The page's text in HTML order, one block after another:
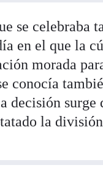
se celebraba
en el que la
morada
conocía
decisión surge
la